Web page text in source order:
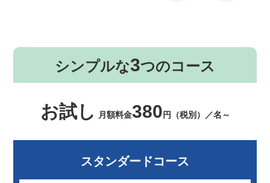
シンプルな3つのコース
お試し 月額料金380 円（税別）／名～
スタンダードコース